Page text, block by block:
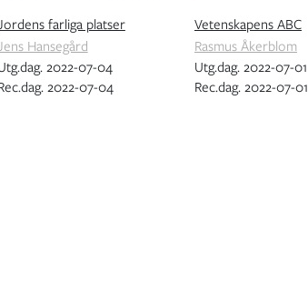
farliga platser
Hansegård
2022-07-04
2022-07-04
Vetenskapens ABC
Rasmus Åkerblom
Utg.dag. 2022-07-01
Rec.dag. 2022-07-01